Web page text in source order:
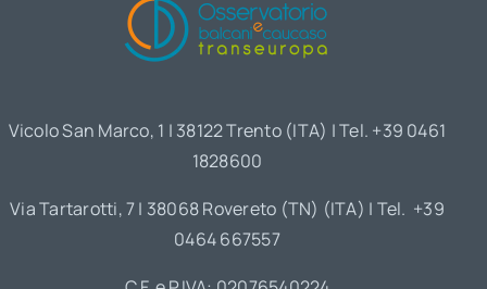
Vicolo San Marco, 1 | 38122 Trento (ITA) | Tel. +39 0461
1828600
Via Tartarotti, 7 | 38068 Rovereto (TN) (ITA) | Tel. +39
0464 667557